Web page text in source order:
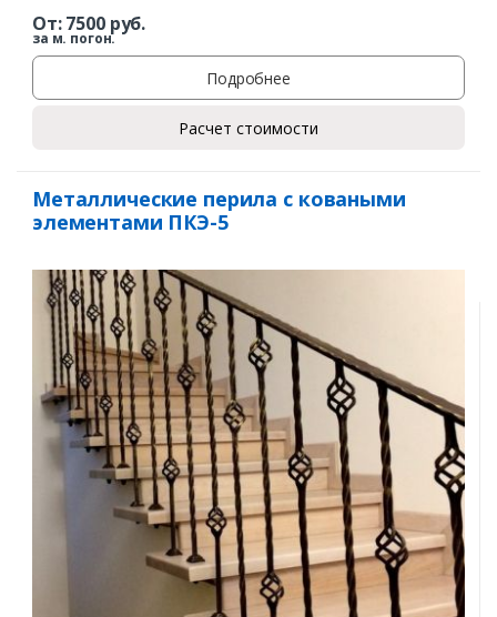
От:7500руб.
за м. погон.
Подробнее
Расчет стоимости
Металлические перила с коваными
элементами ПКЭ-5